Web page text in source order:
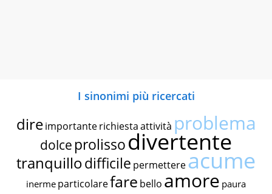
I sinonimi più ricercati
dire importante richiestaattività problema
dolce prolissodivertente
tranquillodifficile permettereacume
inerme particolarefare bello amore paura